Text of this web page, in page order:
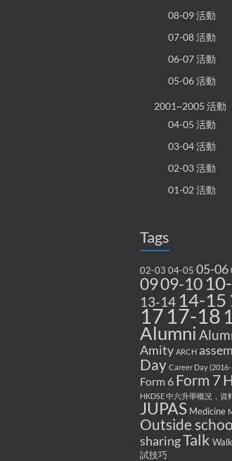
08-09 活動
07-08 活動
06-07 活動
05-06 活動
2001~2005 活動
04-05 活動
03-04 活動
02-03 活動
01-02 活動
Tags
02-03 04-05 05-06
0909-10
13-14 14-15
17 17-18
Alumni
Amity ARCH
Day Career Day
Form 6 Form 7
HKDSE 中六升學概況，資
JUPAS Medicine
Outside
sharingTalk
試技巧